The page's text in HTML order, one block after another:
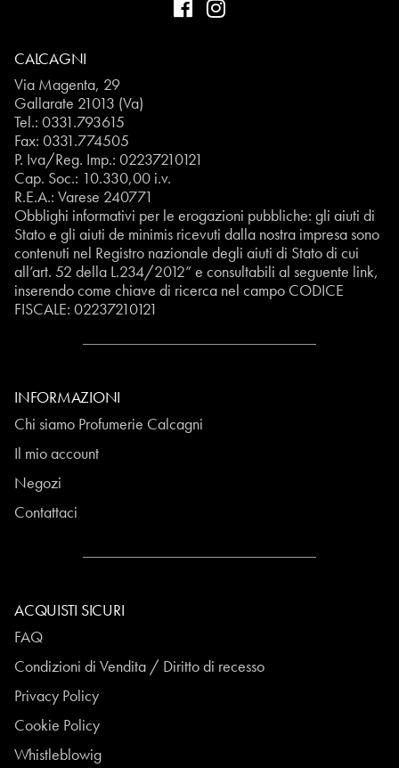
CALCAGNI
Via Magenta, 29
Gallarate 21013 (Va)
Tel.: 0331.793615
Fax: 0331.774505
P. Iva/Reg. Imp.: 02237210121
Cap. Soc.: 10.330,00 i.v.
R.E.A.: Varese 240771
Obblighi informativi per le erogazioni pubbliche: gli aiuti di
Stato e gli aiuti de minimis ricevuti dalla nostra impresa sono
contenuti nel Registro nazionale degli aiuti di Stato di cui
all’art. 52 della L.234/2012” e consultabili al seguente link,
inserendo come chiave di ricerca nel campo CODICE
FISCALE: 02237210121
INFORMAZIONI
Chi siamo Profumerie Calcagni
Il mio account
Negozi
Contattaci
ACQUISTI SICURI
FAQ
Condizioni di Vendita / Diritto di recesso
Privacy Policy
Cookie Policy
Whistleblowig